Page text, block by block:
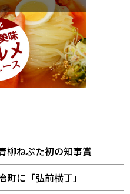
ねぷた初の知事賞
に「弘前横丁」